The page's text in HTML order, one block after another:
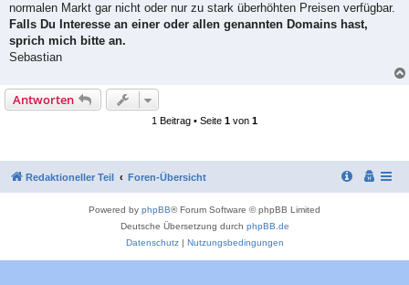
normalen Markt gar nicht oder nur zu stark überhöhten Preisen verfügbar.
Falls Du Interesse an einer oder allen genannten Domains hast,
sprich mich bitte an.
Sebastian
Antworten
1 Beitrag • Seite 1 von 1
Redaktioneller Teil Foren-Übersicht
Powered by phpBB® Forum Software © phpBB Limited
Deutsche Übersetzung durch phpBB.de
Datenschutz| Nutzungsbedingungen